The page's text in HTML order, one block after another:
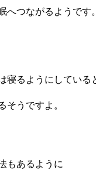
へつながるようです
寝るようにしている
そうですよ。
もあるように